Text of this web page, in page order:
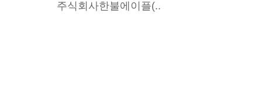
주식회사한불에이플(..